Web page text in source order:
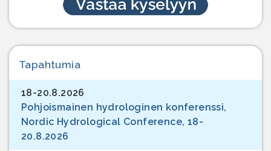
Tapahtumia
18-20.8.2026
Pohjoismainen hydrologinen konferenssi,
Nordic Hydrological Conference, 18-
20.8.2026